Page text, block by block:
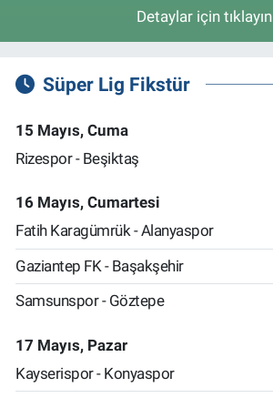
Detaylar için tıklayın
Süper Lig Fikstür
15 Mayıs, Cuma
Rizespor - Beşiktaş
16 Mayıs, Cumartesi
Fatih Karagümrük - Alanyaspor
Gaziantep FK - Başakşehir
Samsunspor - Göztepe
17 Mayıs, Pazar
Kayserispor - Konyaspor